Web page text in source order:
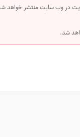
در وب سایت منتشر خواهد
شد.